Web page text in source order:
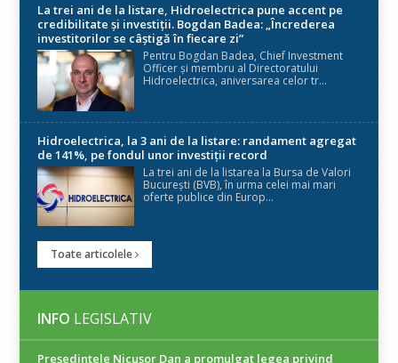
La trei ani de la listare, Hidroelectrica pune accent pe
credibilitate și investiții. Bogdan Badea: „Încrederea
investitorilor se câștigă în fiecare zi”
Pentru Bogdan Badea, Chief Investment
Officer și membru al Directoratului
Hidroelectrica, aniversarea celor tr...
Hidroelectrica, la 3 ani de la listare: randament agregat
de 141%, pe fondul unor investiții record
La trei ani de la listarea la Bursa de Valori
București (BVB), în urma celei mai mari
oferte publice din Europ...
Toate articolele
INFO LEGISLATIV
Președintele Nicuşor Dan a promulgat legea privind